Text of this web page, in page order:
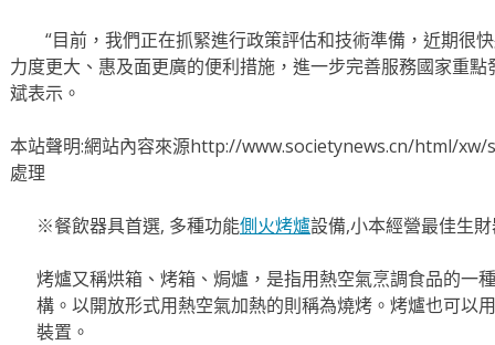
“目前，我們正在抓緊進行政策評估和技術準備，近期很
力度更大、惠及面更廣的便利措施，進一步完善服務國家重
斌表示。
本站聲明:網站內容來源http://www.societynews.cn/html/xw/
處理
※餐飲器具首選, 多種功能側火烤爐設備,小本經營最佳生
烤爐又稱烘箱、烤箱、焗爐，是指用熱空氣烹調食品的一
構。以開放形式用熱空氣加熱的則稱為燒烤。烤爐也可以
裝置。